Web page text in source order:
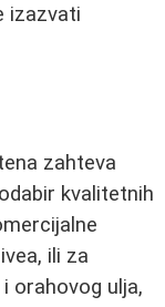
izazvati
zahteva
kvalitetnih
ili za
orahovog ulja,